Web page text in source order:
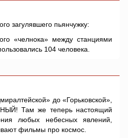
загулявшего пьянчужку:
«челнока» между станциями
104 человека.
до «Горьковской»,
Там же теперь настоящий
любых небесных явлений,
фильмы про космос.